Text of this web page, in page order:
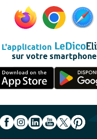
L'application
sur votre smartphone